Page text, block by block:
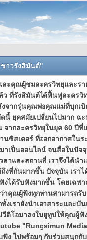
ชาวรังสิมันต์"
คุณผู้ชมละครวิทยุและรา
ว ที่รังสิมันต์ได้ฟื้นฟูละครวิ
งจากรุ่นคุณพ่อคุณแม่ที่บุกเ
นี้ ยุคสมัยเปลี่ยนไปมาก ฉะ
จากละครวิทยุในยุค 60 ปีที่
นซิสเตอร์ ที่ออกอากาศในร
มาเป็นออนไลน์ จนสื่อในปัจ
ลาและสถานที่ เราจึงได้นำ
งที่กันมากขึ้น ปัจจุบัน เราไ
ได้รับฟังมากขึ้น โดยเฉพา
าคุณผู้ฟังทุกท่านสามารถรับ
งเรายังนำเอาสาระและบั
วีดิโอมาลงในยูทูปให้คุณผู้
"Rungsimun
ง ไปพร้อมๆ กับร่วมสนุกกั